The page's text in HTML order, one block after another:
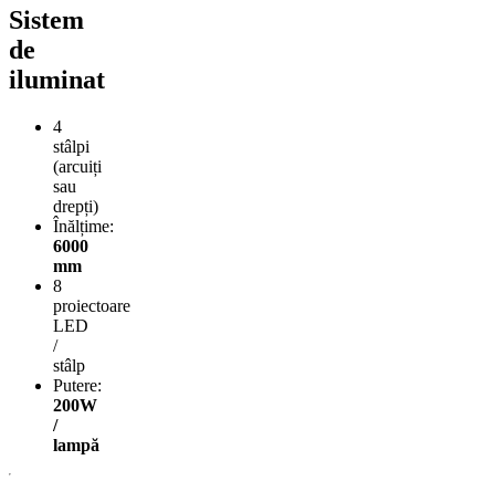
Sistem
de
iluminat
4
stâlpi
(arcuiți
sau
drepți)
Înălțime:
6000
mm
8
proiectoare
LED
/
stâlp
Putere:
200W
/
lampă